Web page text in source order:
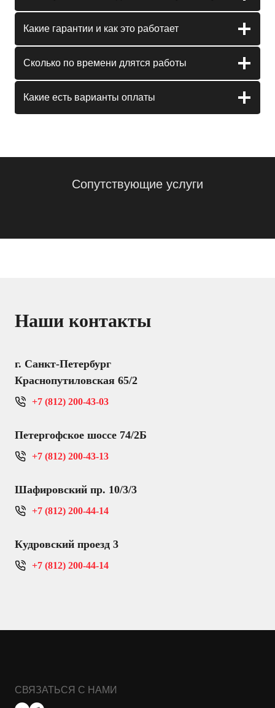
Какие гарантии и как это работает
Сколько по времени длятся работы
Какие есть варианты оплаты
Сопутствующие услуги
Наши контакты
г. Санкт-Петербург
Краснопутиловская 65/2
+7 (812) 200-43-03
Петергофское шоссе 74/2Б
+7 (812) 200-43-13
Шафировский пр. 10/3/3
+7 (812) 200-44-14
Кудровский проезд 3
+7 (812) 200-44-14
СВЯЗАТЬСЯ С НАМИ